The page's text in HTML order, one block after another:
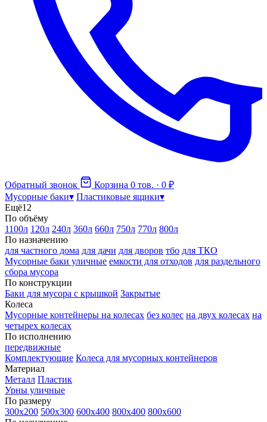
Обратный звонок Корзина 0 тов. · 0 ₽
Мусорные баки▾ Пластиковые ящики▾
Ещё12
По объёму
1100л 120л 240л 360л 660л 750л 770л 800л
По назначению
для частного дома для дачи для дворов тбо для ТКО
Мусорные баки уличные емкости для отходов для раздельного
сбора мусора
По конструкции
Баки для мусора с крышкой Закрытые
Колеса
Мусорные контейнеры на колесах без колес на двух колесах на
четырех колесах
По исполнению
передвижные
Комплектующие Колеса для мусорных контейнеров
Материал
Металл Пластик
Урны уличные
По размеру
300х200 500х300 600х400 800х400 800х600